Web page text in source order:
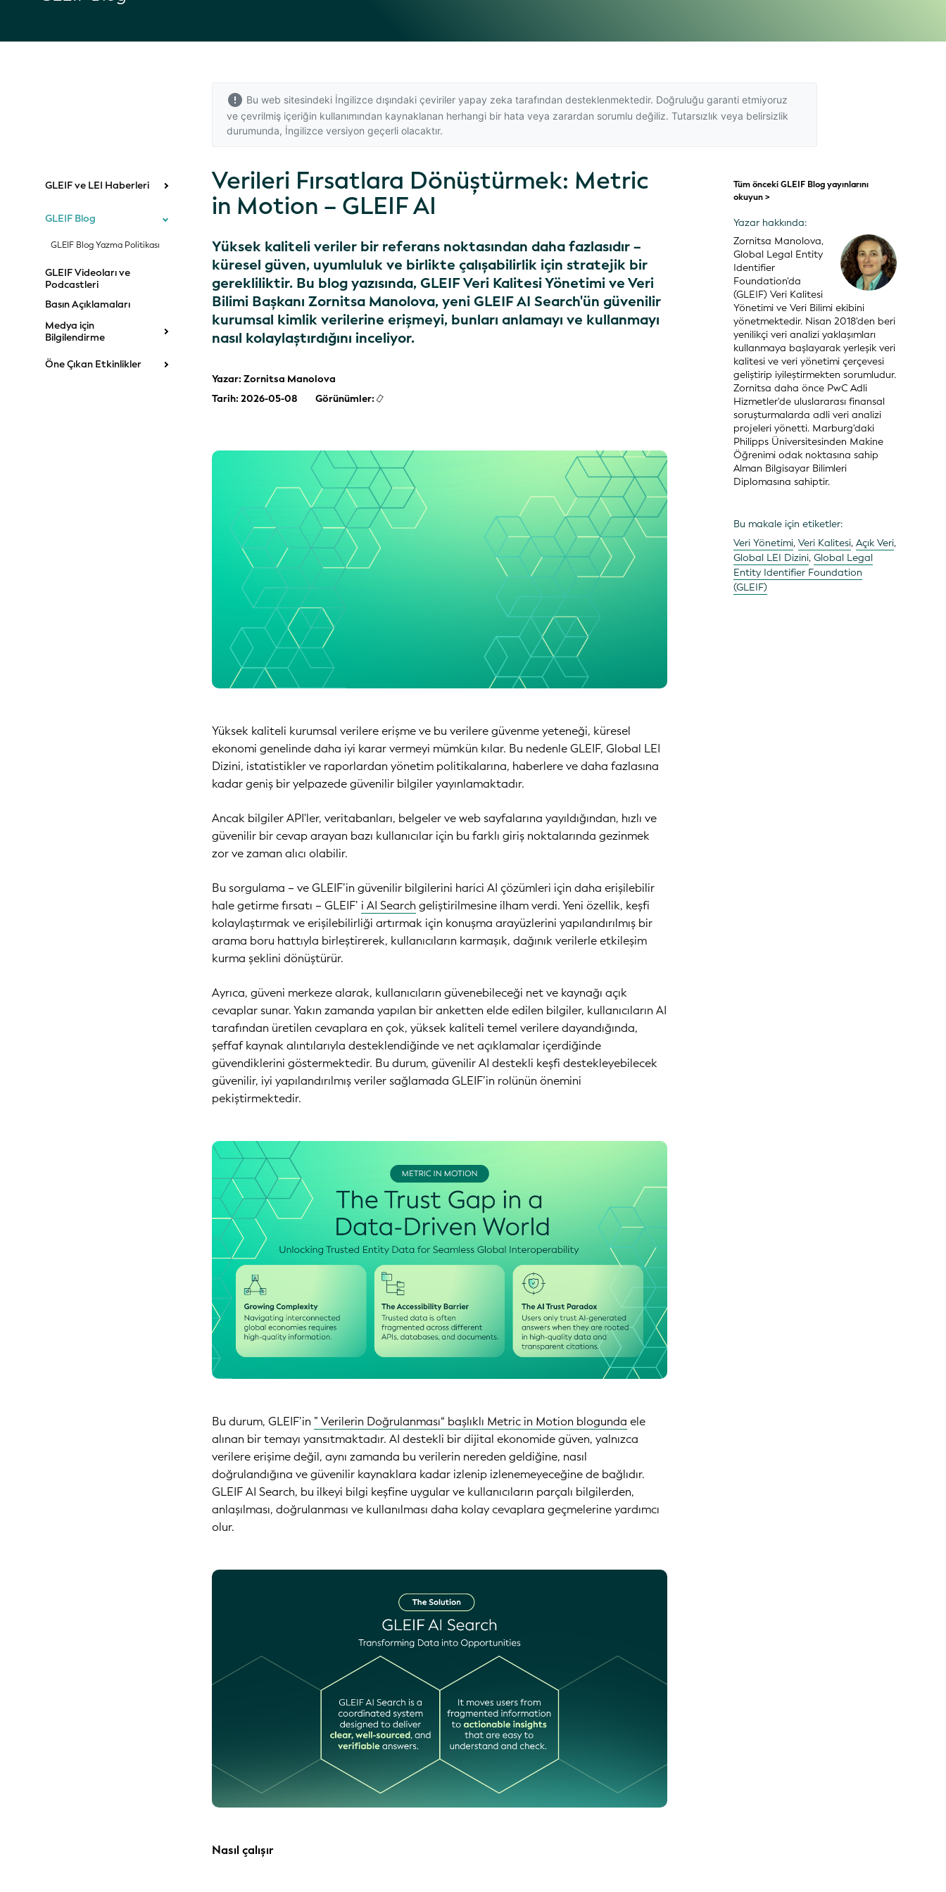
Bu web sitesindeki İngilizce dışındaki çeviriler yapay zeka tarafından desteklenmektedir. Doğruluğu garanti etmiyoruz
ve çevrilmiş içeriğin kullanımından kaynaklanan herhangi bir hata veya zarardan sorumlu değiliz. Tutarsızlık veya belirsizlik
durumunda, İngilizce versiyon geçerli olacaktır.
GLEIF ve LEI Haberleri
GLEIF Blog
GLEIF Blog Yazma Politikası
GLEIF Videoları ve
Podcastleri
Basın Açıklamaları
Medya için
Bilgilendirme
Öne Çıkan Etkinlikler
Verileri Fırsatlara Dönüştürmek: Metric
in Motion – GLEIF AI
Yüksek kaliteli veriler bir referans noktasından daha fazlasıdır –
küresel güven, uyumluluk ve birlikte çalışabilirlik için stratejik bir
gerekliliktir. Bu blog yazısında, GLEIF Veri Kalitesi Yönetimi ve Veri
Bilimi Başkanı Zornitsa Manolova, yeni GLEIF AI Search'ün güvenilir
kurumsal kimlik verilerine erişmeyi, bunları anlamayı ve kullanmayı
nasıl kolaylaştırdığını inceliyor.
Yazar: Zornitsa Manolova
Tarih: 2026-05-08
Görünümler:
Yüksek kaliteli kurumsal verilere erişme ve bu verilere güvenme yeteneği, küresel
ekonomi genelinde daha iyi karar vermeyi mümkün kılar. Bu nedenle GLEIF, Global LEI
Dizini, istatistikler ve raporlardan yönetim politikalarına, haberlere ve daha fazlasına
kadar geniş bir yelpazede güvenilir bilgiler yayınlamaktadır.
Ancak bilgiler API'ler, veritabanları, belgeler ve web sayfalarına yayıldığından, hızlı ve
güvenilir bir cevap arayan bazı kullanıcılar için bu farklı giriş noktalarında gezinmek
zor ve zaman alıcı olabilir.
Bu sorgulama – ve GLEIF’in güvenilir bilgilerini harici AI çözümleri için daha erişilebilir
hale getirme fırsatı – GLEIF’ i AI Search geliştirilmesine ilham verdi. Yeni özellik, keşfi
kolaylaştırmak ve erişilebilirliği artırmak için konuşma arayüzlerini yapılandırılmış bir
arama boru hattıyla birleştirerek, kullanıcıların karmaşık, dağınık verilerle etkileşim
kurma şeklini dönüştürür.
Ayrıca, güveni merkeze alarak, kullanıcıların güvenebileceği net ve kaynağı açık
cevaplar sunar. Yakın zamanda yapılan bir anketten elde edilen bilgiler, kullanıcıların AI
tarafından üretilen cevaplara en çok, yüksek kaliteli temel verilere dayandığında,
şeffaf kaynak alıntılarıyla desteklendiğinde ve net açıklamalar içerdiğinde
güvendiklerini göstermektedir. Bu durum, güvenilir AI destekli keşfi destekleyebilecek
güvenilir, iyi yapılandırılmış veriler sağlamada GLEIF’in rolünün önemini
pekiştirmektedir.
Bu durum, GLEIF’in ” Verilerin Doğrulanması“ başlıklı Metric in Motion blogunda ele
alınan bir temayı yansıtmaktadır. AI destekli bir dijital ekonomide güven, yalnızca
verilere erişime değil, aynı zamanda bu verilerin nereden geldiğine, nasıl
doğrulandığına ve güvenilir kaynaklara kadar izlenip izlenemeyeceğine de bağlıdır.
GLEIF AI Search, bu ilkeyi bilgi keşfine uygular ve kullanıcıların parçalı bilgilerden,
anlaşılması, doğrulanması ve kullanılması daha kolay cevaplara geçmelerine yardımcı
olur.
Nasıl çalışır
Tüm önceki GLEIF Blog yayınlarını
okuyun >
Yazar hakkında:
Zornitsa Manolova,
Global Legal Entity
Identifier
Foundation'da
(GLEIF) Veri Kalitesi
Yönetimi ve Veri Bilimi ekibini
yönetmektedir. Nisan 2018'den beri
yenilikçi veri analizi yaklaşımları
kullanmaya başlayarak yerleşik veri
kalitesi ve veri yönetimi çerçevesi
geliştirip iyileştirmekten sorumludur.
Zornitsa daha önce PwC Adli
Hizmetler'de uluslararası finansal
soruşturmalarda adli veri analizi
projeleri yönetti. Marburg'daki
Philipps Üniversitesinden Makine
Öğrenimi odak noktasına sahip
Alman Bilgisayar Bilimleri
Diplomasına sahiptir.
Bu makale için etiketler:
Veri Yönetimi, Veri Kalitesi, Açık Veri,
Global LEI Dizini, Global Legal
Entity Identifier Foundation
(GLEIF)